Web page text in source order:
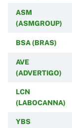
ASM
(ASMGROUP)
BSA (BRAS)
AVE
(ADVERTIGO)
LCN
(LABOCANNA)
YBS